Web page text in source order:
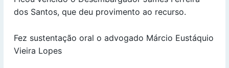
dos Santos, que deu provimento ao recurso.
Fez sustentação oral o advogado Márcio Eustáquio
Vieira Lopes